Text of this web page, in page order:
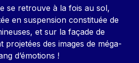
se retrouve à la fois au sol,
en suspension constituée de
et sur la façade de
projetées des images de méga-
d’émotions !